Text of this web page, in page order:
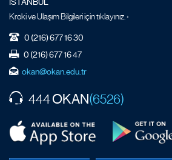
İSTANBUL
Kroki ve Ulaşım Bilgileri için tıklayınız. ›
0 (216) 677 16 30
0 (216) 677 16 47
okan@okan.edu.tr
444OKAN(6526)